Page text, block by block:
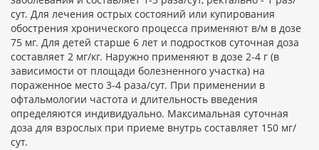
сут. Для лечения острых состояний или купирования
обострения хронического процесса применяют в/м в дозе
75 мг. Для детей старше 6 лет и подростков суточная доза
составляет 2 мг/кг. Наружно применяют в дозе 2-4 г (в
зависимости от площади болезненного участка) на
пораженное место 3-4 раза/сут. При применении в
офтальмологии частота и длительность введения
определяются индивидуально. Максимальная суточная
доза для взрослых при приеме внутрь составляет 150 мг/
сут.